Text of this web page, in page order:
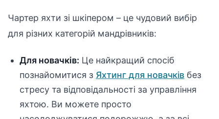
Чартер яхти зі шкіпером – це чудовий вибір
для різних категорій мандрівників:
Для новачків: Це найкращий спосіб
познайомитися з Яхтинг для новачків без
стресу та відповідальності за управління
яхтою. Ви можете просто